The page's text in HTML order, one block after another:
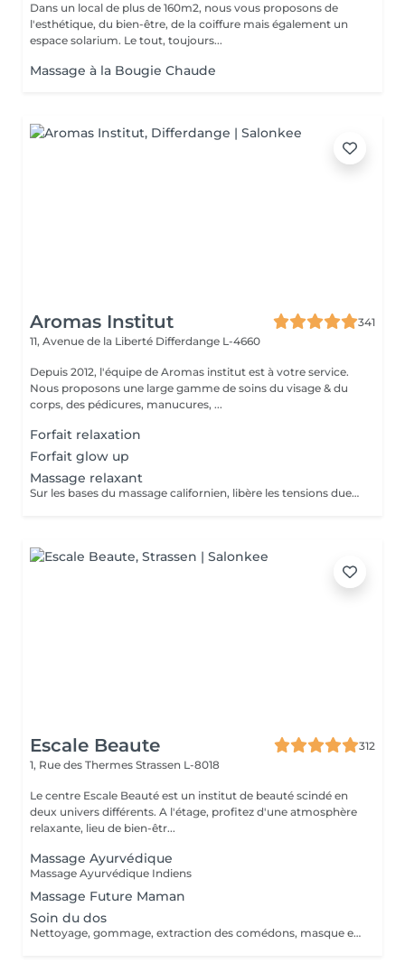
Dans un local de plus de 160m2, nous vous proposons de
l'esthétique, du bien-être, de la coiffure mais également un
espace solarium. Le tout, toujours...
Massage à la Bougie Chaude
Aromas Institut
341
11, Avenue de la Liberté Differdange L-4660
Depuis 2012, l'équipe de Aromas institut est à votre service.
Nous proposons une large gamme de soins du visage & du
corps, des pédicures, manucures, ...
Forfait relaxation
Forfait glow up
Massage relaxant
Sur les bases du massage californien, libère les tensions dues au stress Nous vous prions de bien vouloir respecter votre rendez-vous. En prenant rendez-vous, vous occupez une place, dont une autre personne aurait éventuellement besoin. Tout rendez-vous non annulé 24h en avance, est susceptible d'être facturé. (Si vous ne pouvez pas vous présenter à votre RDV, proposez-le éventuellement à un proche ou à un ami) Toute l'équipe de Aromas Institut vous remercie pour votre respect et votre compréhension.
Escale Beaute
312
1, Rue des Thermes Strassen L-8018
Le centre Escale Beauté est un institut de beauté scindé en
deux univers différents. A l'étage, profitez d'une atmosphère
relaxante, lieu de bien-êtr...
Massage Ayurvédique
Massage Ayurvédique Indiens
Massage Future Maman
Soin du dos
Nettoyage, gommage, extraction des comédons, masque et massage